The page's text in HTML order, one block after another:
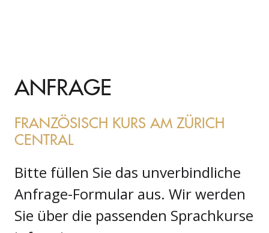
ANFRAGE
FRANZÖSISCH KURS AM ZÜRICH
CENTRAL
Bitte füllen Sie das unverbindliche
Anfrage-Formular aus. Wir werden
Sie über die passenden Sprachkurse